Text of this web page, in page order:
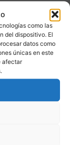
como las
del dispositivo. El
datos como
únicas en este
afectar
y directorios
con tu público
siendo
industrial. Sin
como el